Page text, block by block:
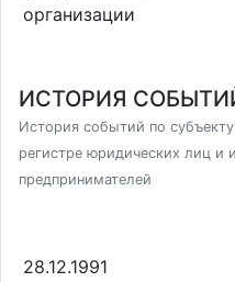
организации
ИСТОРИЯ
История событий по
регистре юридических лиц и
предпринимателей
28.12.1991